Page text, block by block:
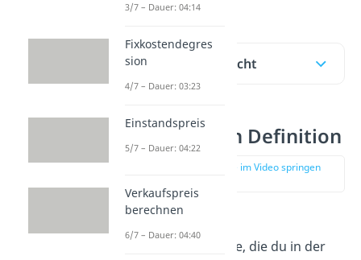
Inhaltsübersicht
Einzelkosten Definition
zur Stelle im Video springen
Kostenbestandteile, die du in der
3/7 – Dauer: 04:14
Fixkostendegres
sion
4/7 – Dauer: 03:23
Einstandspreis
5/7 – Dauer: 04:22
Verkaufspreis
berechnen
6/7 – Dauer: 04:40